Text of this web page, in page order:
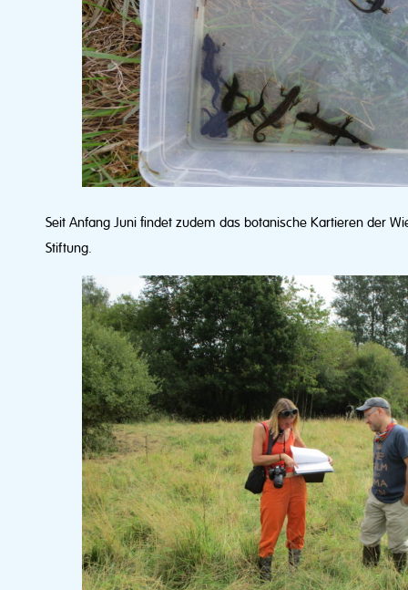
Seit Anfang Juni findet zudem das botanische Kartieren der
Stiftung.